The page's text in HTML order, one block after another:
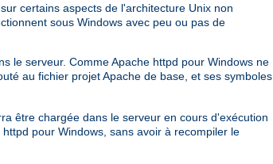
certains aspects de l'architecture Unix non
sous Windows avec peu ou pas de
le serveur. Comme Apache httpd pour Windows ne
au fichier projet Apache de base, et ses symboles
être chargée dans le serveur en cours d'exécution
pour Windows, sans avoir à recompiler le